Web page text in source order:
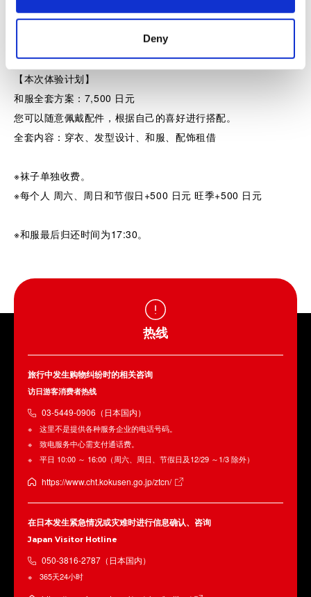
Deny
③ 发型完成后，您可以在和服租借者专用的自拍空间拍照，
然后可以沿着仲见世通散步，尽情享受直到返程！
【本次体验计划】
和服全套方案：7,500 日元
您可以随意佩戴配件，根据自己的喜好进行搭配。
全套内容：穿衣、发型设计、和服、配饰租借
※袜子单独收费。
※每个人 周六、周日和节假日+500 日元 旺季+500 日元
※和服最后归还时间为17:30。
热线
旅行中发生购物纠纷时的相关咨询
访日游客消费者热线
03-5449-0906（日本国内）
这里不是提供各种服务企业的电话号码。
致电服务中心需支付通话费。
平日 10:00 ～ 16:00（周六、周日、节假日及12/29 ～1/3 除外）
https://www.cht.kokusen.go.jp/ztcn/
在日本发生紧急情况或灾难时进行信息确认、咨询
Japan Visitor Hotline
050-3816-2787（日本国内）
365天24小时